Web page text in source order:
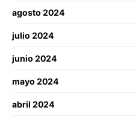
agosto 2024
julio 2024
junio 2024
mayo 2024
abril 2024